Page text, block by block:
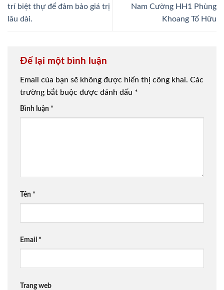
trí biệt thự để đảm bảo giá trị
lâu dài.
Nam Cường HH1 Phùng
Khoang Tố Hữu
Để lại một bình luận
Email của bạn sẽ không được hiển thị công khai. Các
trường bắt buộc được đánh dấu *
Bình luận *
Tên *
Email *
Trang web